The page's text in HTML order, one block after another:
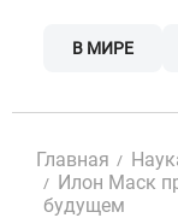
В МИРЕ
Главная
Илон Маск
будущем